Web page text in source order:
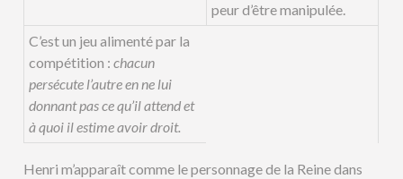
peur d’être manipulée.
C’est un jeu alimenté par la
compétition :chacun
persécute l’autre en ne lui
donnant pas ce qu’il attend et
à quoi il estime avoir droit.
Henri m’apparaît comme le personnage de la Reine dans